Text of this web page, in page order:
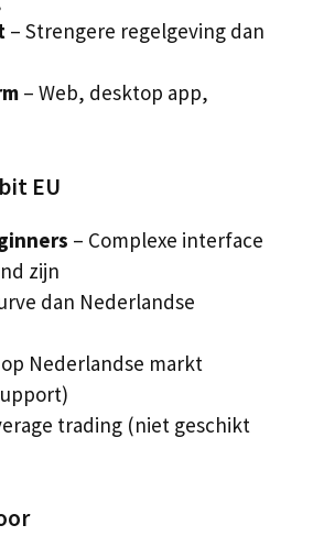
– Strengere regelgeving dan
– Web, desktop app,
EU
– Complexe interface
zijn
dan Nederlandse
Nederlandse markt
trading (niet geschikt